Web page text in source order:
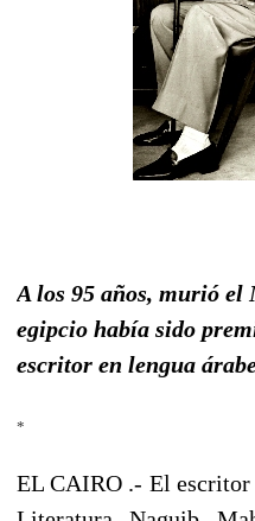
A los 95 años, murió el
egipcio había sido
escritor en lengua
*
EL CAIRO .- El